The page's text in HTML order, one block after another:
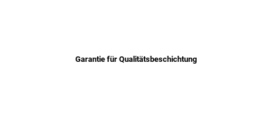
Garantie für Qualitätsbeschichtung